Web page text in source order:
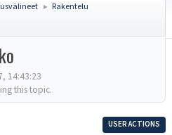
► Rakentelu
14:43:23
this topic.
USER ACTIONS